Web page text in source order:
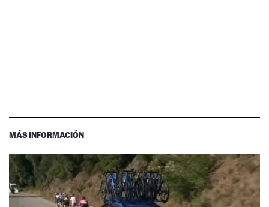
MÁS INFORMACIÓN